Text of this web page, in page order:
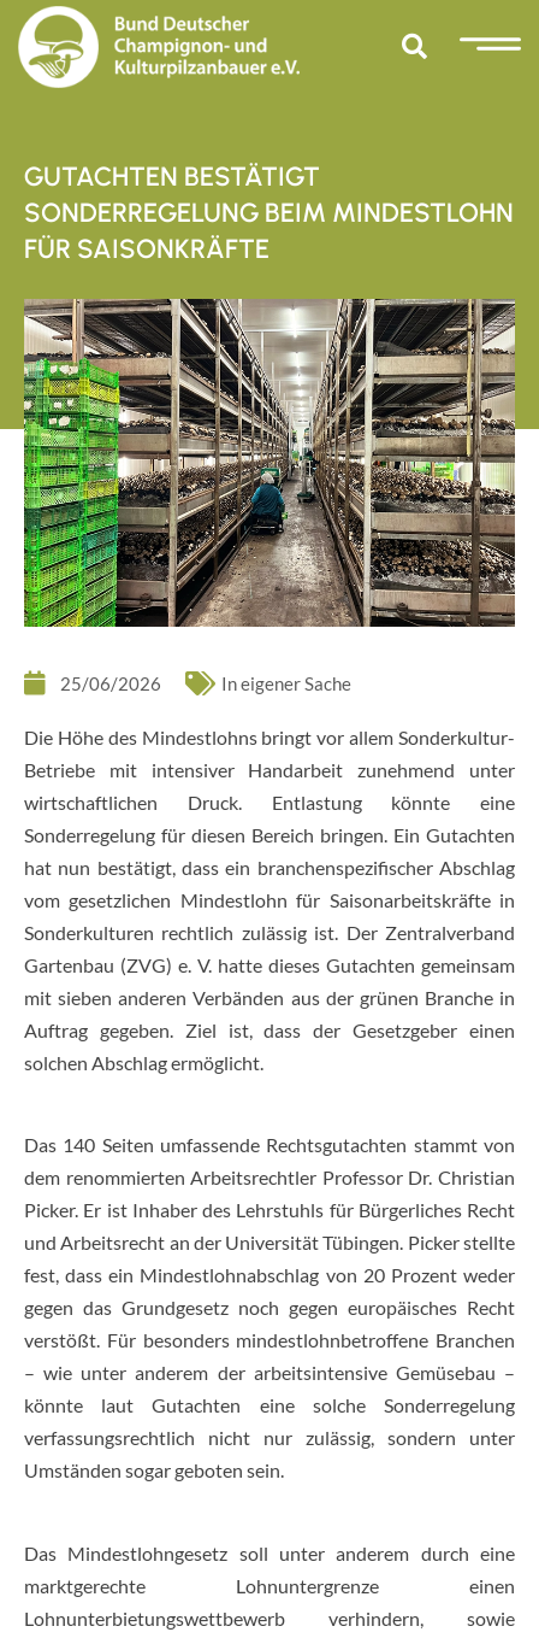
GUTACHTEN BESTÄTIGT
SONDERREGELUNG BEIM MINDESTLOHN
FÜR SAISONKRÄFTE
25/06/2026 In eigener Sache
Die Höhe des Mindestlohns bringt vor allem Sonderkultur-
Betriebe mit intensiver Handarbeit zunehmend unter
wirtschaftlichen Druck. Entlastung könnte eine
Sonderregelung für diesen Bereich bringen. Ein Gutachten
hat nun bestätigt, dass ein branchenspezifischer Abschlag
vom gesetzlichen Mindestlohn für Saisonarbeitskräfte in
Sonderkulturen rechtlich zulässig ist. Der Zentralverband
Gartenbau (ZVG) e. V. hatte dieses Gutachten gemeinsam
mit sieben anderen Verbänden aus der grünen Branche in
Auftrag gegeben. Ziel ist, dass der Gesetzgeber einen
solchen Abschlag ermöglicht.
Das 140 Seiten umfassende Rechtsgutachten stammt von
dem renommierten Arbeitsrechtler Professor Dr. Christian
Picker. Er ist Inhaber des Lehrstuhls für Bürgerliches Recht
und Arbeitsrecht an der Universität Tübingen. Picker stellte
fest, dass ein Mindestlohnabschlag von 20 Prozent weder
gegen das Grundgesetz noch gegen europäisches Recht
verstößt. Für besonders mindestlohnbetroffene Branchen
– wie unter anderem der arbeitsintensive Gemüsebau –
könnte laut Gutachten eine solche Sonderregelung
verfassungsrechtlich nicht nur zulässig, sondern unter
Umständen sogar geboten sein.
Das Mindestlohngesetz soll unter anderem durch eine
marktgerechte Lohnuntergrenze einen
Lohnunterbietungswettbewerb verhindern, sowie